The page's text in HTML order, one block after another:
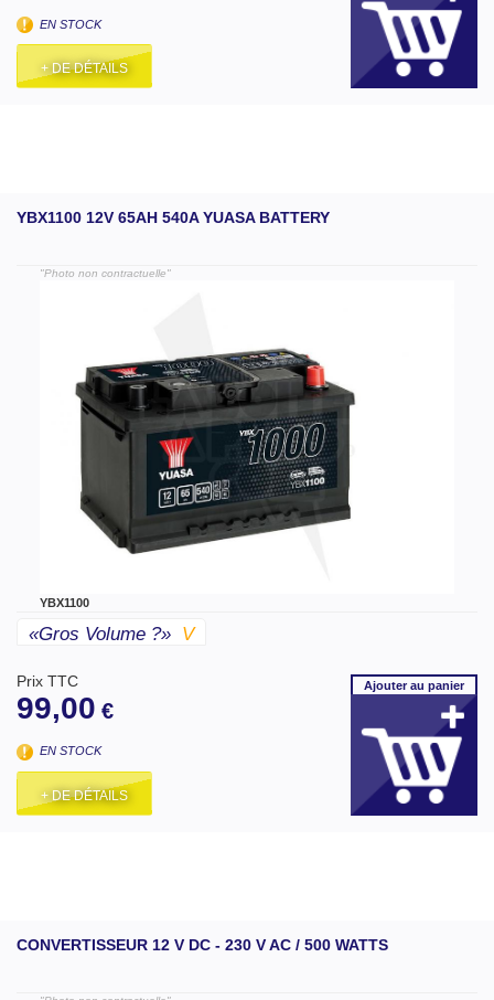
EN STOCK
+ DE DÉTAILS
YBX1100 12V 65AH 540A YUASA BATTERY
"Photo non contractuelle"
YBX1100
«gros Volume ?» V
Prix TTC
99,00 €
EN STOCK
+ DE DÉTAILS
Ajouterau panier
CONVERTISSEUR 12 V DC - 230 V AC / 500 WATTS